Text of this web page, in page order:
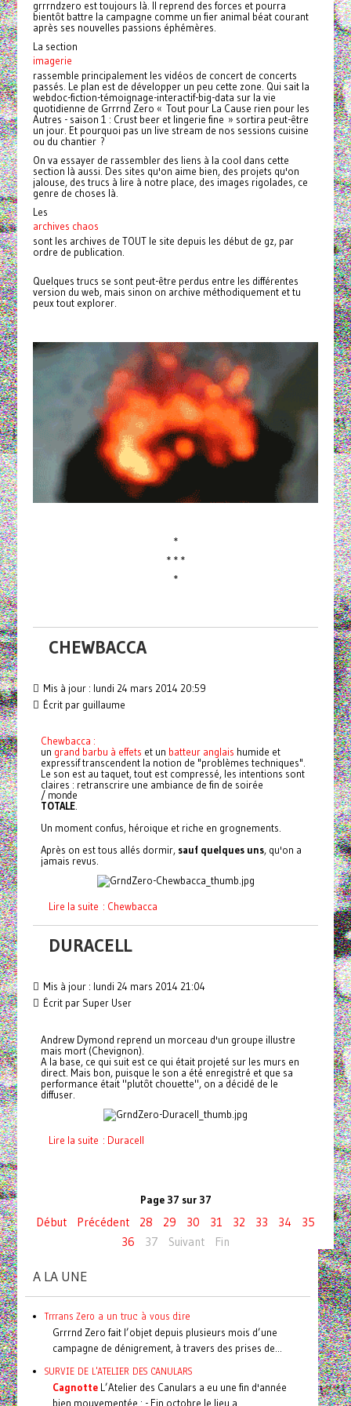
grrrndzero est toujours là. Il reprend des forces et pourra
bientôt battre la campagne comme un fier animal béat courant
après ses nouvelles passions éphémères.
La section
imagerie
rassemble principalement les vidéos de concert de concerts
passés. Le plan est de développer un peu cette zone. Qui sait la
webdoc-fiction-témoignage-interactif-big-data sur la vie
quotidienne de Grrrnd Zero « Tout pour La Cause rien pour les
Autres - saison 1 : Crust beer et lingerie fine » sortira peut-être
un jour. Et pourquoi pas un live stream de nos sessions cuisine
ou du chantier ?
On va essayer de rassembler des liens à la cool dans cette
section là aussi. Des sites qu'on aime bien, des projets qu'on
jalouse, des trucs à lire à notre place, des images rigolades, ce
genre de choses là.
Les
archives chaos
sont les archives de TOUT le site depuis les début de gz, par
ordre de publication.
Quelques trucs se sont peut-être perdus entre les différentes
version du web, mais sinon on archive méthodiquement et tu
peux tout explorer.
*
* * *
*
CHEWBACCA
Mis à jour : lundi 24 mars 2014 20:59
Écrit par guillaume
Chewbacca :
un grand barbu à effets et un batteur anglais humide et
expressif transcendent la notion de "problèmes techniques".
Le son est au taquet, tout est compressé, les intentions sont
claires : retranscrire une ambiance de fin de soirée
/ monde
TOTALE.
Un moment confus, héroique et riche en grognements.
Après on est tous allés dormir, sauf quelques uns, qu'on a
jamais revus.
Lire la suite : Chewbacca
DURACELL
Mis à jour : lundi 24 mars 2014 21:04
Écrit par Super User
Andrew Dymond reprend un morceau d'un groupe illustre
mais mort (Chevignon).
A la base, ce qui suit est ce qui était projeté sur les murs en
direct. Mais bon, puisque le son a été enregistré et que sa
performance était "plutôt chouette", on a décidé de le
diffuser.
Lire la suite : Duracell
Page 37 sur 37
Début Précédent 28 29 30 31 32 33 34
35
36
37 Suivant Fin
A LA UNE
Trrrans Zero a un truc à vous dire
Grrrnd Zero fait l’objet depuis plusieurs mois d’une
campagne de dénigrement, à travers des prises de...
SURVIE DE L'ATELIER DES CANULARS
CagnotteL’Atelier des Canulars a eu une fin d'année
bien mouvementée : - Fin octobre le lieu a...